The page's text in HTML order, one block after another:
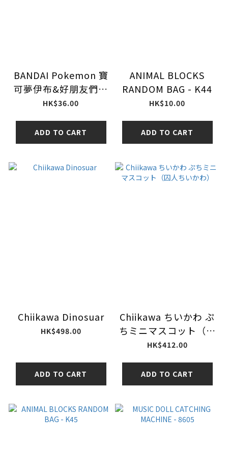
BANDAI Pokemon 寶
可夢伊布&好朋友們入
浴球
HK$36.00
ADD TO CART
ANIMAL BLOCKS
RANDOM BAG - K44
HK$10.00
ADD TO CART
Chiikawa Dinosuar
HK$498.00
ADD TO CART
Chiikawa ちいかわ ぷ
ちミニマスコット（囚
人ちいかわ）
HK$412.00
ADD TO CART